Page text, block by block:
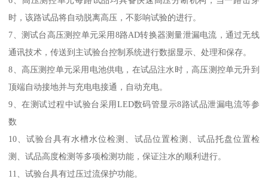
时，该路试品将自动脱离高压，不影响试验的进行。
7、测试台高压测控单元采用8路AD转换器测量泄漏电流，通过无线
通讯技术，传送到主试验台控制系统进行数据显示、处理和保存。
8、高压测控单元采用电池供电，在试品注水时，高压测控单元升到
顶端自动接地并与充电电接通，自动充电。
9、在测试过程中试验台采用LED数码管显示8路试品泄漏电流等参
数
10、试验台具有水槽水位检测、试品位置检测、试品托盘位置检
测、试品高度检测等多项检测功能，保证注水的顺利进行。
11、试验台具有过压过流保护功能。